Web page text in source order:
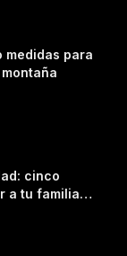
medidas para
cinco
a tu familia